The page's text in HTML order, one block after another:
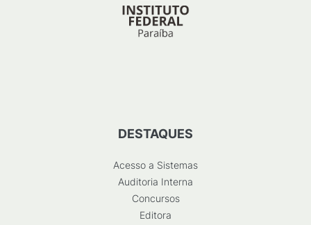
DESTAQUES
Acesso a Sistemas
Auditoria Interna
Concursos
Editora